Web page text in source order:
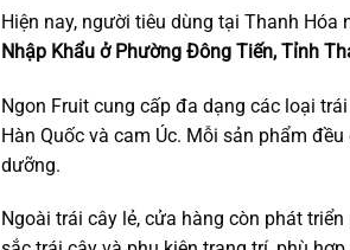
Hiện nay, người tiêu dùng tại Thanh
Nhập Khẩu ở Phường Đông Tiến, Tỉnh
Ngon Fruit cung cấp đa dạng các loại
Hàn Quốc và cam Úc. Mỗi sản phẩm
dưỡng.
Ngoài trái cây lẻ, cửa hàng còn phát